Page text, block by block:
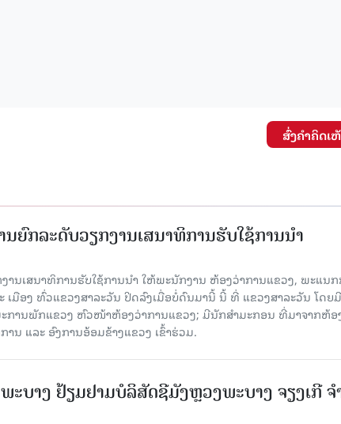
ສົ່ງຄໍາຄິດເ
ນຍົກລະດັບວຽກງານເສນາທິການຮັບໃຊ້ການນໍາ
ນເສນາທິການຮັບໃຊ້ການນໍາ ໃຫ້ພະນັກງານ ຫ້ອງວ່າການແຂວງ, ພະແນ
ເມືອງ ທົ່ວແຂວງສາລະວັນ ປິດລົງເມື່ອ​ບໍ່​ດົນ​ມາ​ນີ້ ນີ້ ທີ່ ແຂວງສາລະວັນ ໂດຍ​
ະການພັກແຂວງ ຫົວໜ້າຫ້ອງວ່າການແຂວງ; ມີນັກສຳມະກອນ ທີ່ມາຈາກຫ້ອ
ນ ແລະ ອົງການອ້ອມຂ້າງແຂວງ ເຂົ້າຮ່ວມ.
ະບາງ ຢ້ຽມ​ຢາມບໍ​ລິ​ສັດຊີມັງຫຼວງພະບາງ ຈຽງເກີ ຈໍ